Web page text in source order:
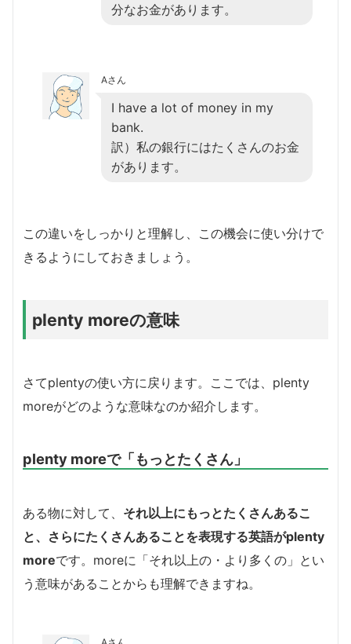
分なお金があります。
Aさん
I have a lot of money in my
bank.
訳）私の銀行にはたくさんのお金
があります。
この違いをしっかりと理解し、この機会に使い分けで
きるようにしておきましょう。
plenty moreの意味
さてplentyの使い方に戻ります。ここでは、plenty
moreがどのような意味なのか紹介します。
plenty moreで「もっとたくさん」
ある物に対して、 それ以上にもっとたくさんあるこ
と、さらにたくさんあることを表現する英語がplenty
moreです。moreに「それ以上の・より多くの」とい
う意味があることからも理解できますね。